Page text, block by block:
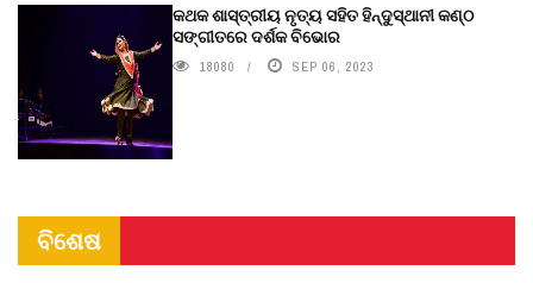
କଥକ ଶାସ୍ତ୍ରୀୟ ନୃତ୍ୟ ସହିତ ହିନ୍ଦୁସ୍ଥାନୀ କଣ୍ଠ
ସଙ୍ଗୀତରେ ଦର୍ଶକ ବିଭୋର
18080 SEP 06, 2023
ବିଶେଷ